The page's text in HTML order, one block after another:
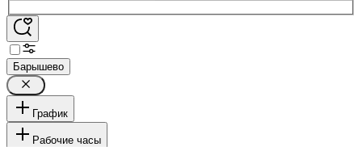
Барышево
График
Рабочие часы